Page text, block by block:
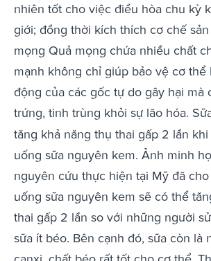
nhiên tốt cho việc điều hòa chu kỳ
giới; đồng thời kích thích cơ chế
mọng Quả mọng chứa nhiều chất
mạnh không chỉ giúp bảo vệ cơ thể
động của các gốc tự do gây hại mà
trứng, tinh trùng khỏi sự lão hóa.
tăng khả năng thụ thai gấp 2 lần
uống sữa nguyên kem. Ảnh minh
nguyên cứu thực hiện tại Mỹ đã
uống sữa nguyên kem sẽ có thể
thai gấp 2 lần so với những người
sữa ít béo. Bên cạnh đó, sữa còn là